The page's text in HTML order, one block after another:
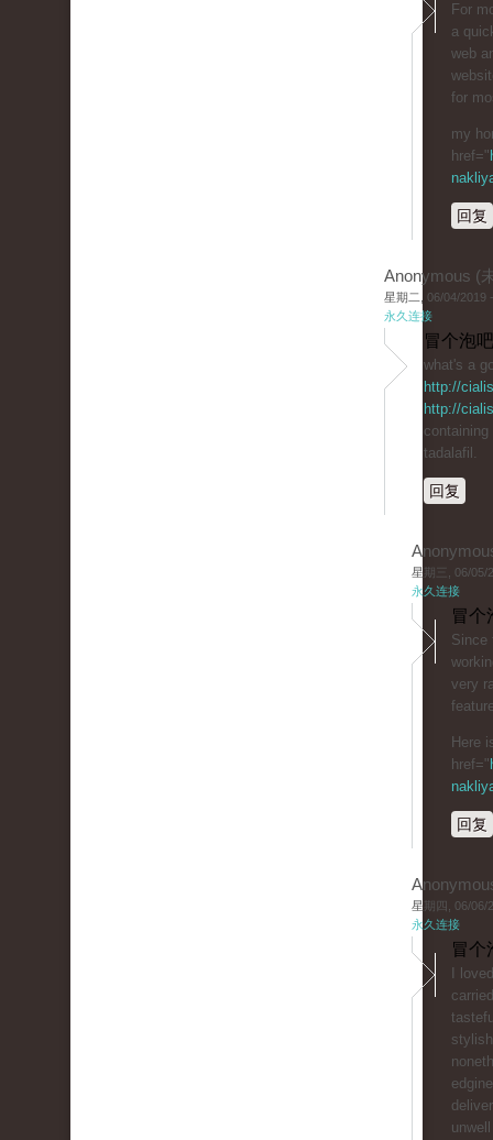
For
a
web
for
my
href="
回复
Anonymous (
星期二, 06/04/2019
永久连接
冒个泡
what's a
http://
http://
containing
tadalafil.
回复
星期三, 06/05/
永久连接
冒个
Since
very
Here
href="
回复
星期四, 06/06/
永久连接
冒个
I